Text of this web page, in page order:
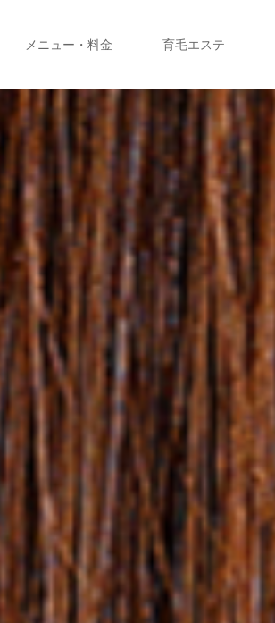
メニュー・料金 育毛エステ